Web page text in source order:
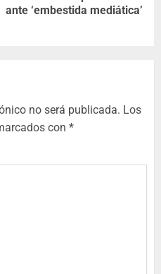
ante ‘embestida mediática’
no será publicada. Los
con *